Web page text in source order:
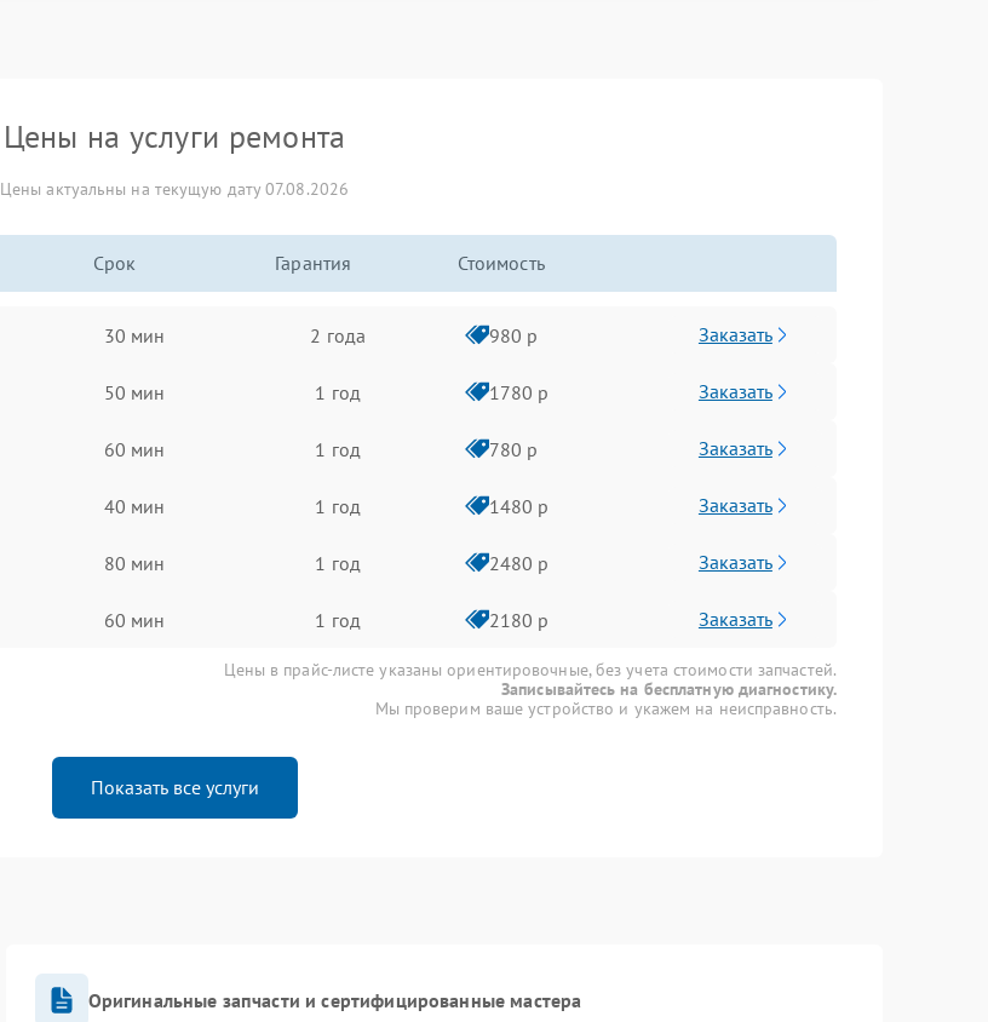
Цены на услуги ремонта
Цены актуальны на текущую дату 07.08.2026
Срок Гарантия Стоимость
30 мин 2 года 980 р Заказать
50 мин 1 год 1780 р Заказать
60 мин 1 год 780 р Заказать
40 мин 1 год 1480 р Заказать
80 мин 1 год 2480 р Заказать
60 мин 1 год 2180 р Заказать
Цены в прайс-листе указаны ориентировочные, без учета стоимости запчастей.
Записывайтесь на бесплатную диагностику.
Мы проверим ваше устройство и укажем на неисправность.
Показать все услуги
Оригинальные запчасти и сертифицированные мастера